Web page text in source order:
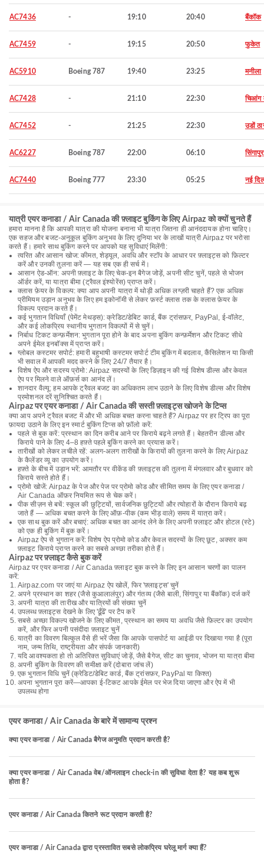
AC7436 - 19:10 20:40 बैंकॉक
AC7459 - 19:15 20:50 फुकेत
AC5910 Boeing 787 19:40 23:25 मनीला
AC7428 - 21:10 22:30 चिआंग
AC7452 - 21:25 22:30 उडों
AC6227 Boeing 787 22:00 06:10 सिंगापुर
AC7440 Boeing 777 23:30 05:25 नई
यात्री एयर कनाडा / Air Canada की फ़्लाइट बुकिंग के लिए Airpaz को क्यों चुनते हैं
हमारा मानना है कि आपकी यात्रा की योजना बनाना भी यात्रा जितना ही आनंददायक होना चाहिए।
एक सहज और बजट-अनुकूल बुकिंग अनुभव के लिए दुनिया भर के लाखों यात्री Airpaz पर भरोसा
करते हैं। हमारे साथ बुकिंग करने पर आपको यह सुविधाएं मिलेंगी:
त्वरित और आसान खोज: कीमत, शेड्यूल, अवधि और स्टॉप के आधार पर फ़्लाइट्स को फ़िल्टर
करें और उनकी तुलना करें — यह सब एक ही सर्च में।
आसान ऐड-ऑन: अपनी फ़्लाइट के लिए चेक-इन बैगेज जोड़ें, अपनी सीट चुनें, पहले से भोजन
ऑर्डर करें, या यात्रा बीमा (ट्रैवल इंश्योरेंस) प्राप्त करें।
क्लास फ़ेयर के विकल्प: क्या आप अपनी यात्रा में थोड़ी अधिक लग्ज़री चाहते हैं? एक अधिक
प्रीमियम उड़ान अनुभव के लिए हम इकोनॉमी से लेकर फ़र्स्ट क्लास तक के क्लास फ़ेयर के
विकल्प प्रदान करते हैं।
कई भुगतान विधियाँ (पेमेंट मेथड्स): क्रेडिट/डेबिट कार्ड, बैंक ट्रांसफ़र, PayPal, ई-वॉलेट,
और कई लोकप्रिय स्थानीय भुगतान विकल्पों में से चुनें।
निर्बाध टिकट कन्फ़र्मेशन: भुगतान पूरा होने के बाद अपना बुकिंग कन्फ़र्मेशन और टिकट सीधे
अपने ईमेल इनबॉक्स में प्राप्त करें।
ग्लोबल कस्टमर सपोर्ट: हमारी बहुभाषी कस्टमर सपोर्ट टीम बुकिंग में बदलाव, कैंसिलेशन या किसी
भी सवाल में आपकी मदद करने के लिए 24/7 तैयार है।
विशेष ऐप और सदस्य प्रोमो: Airpaz सदस्यों के लिए डिज़ाइन की गई विशेष डील्स और केवल
ऐप पर मिलने वाले ऑफ़र्स का आनंद लें।
शानदार वैल्यू: हम आपके ट्रैवल बजट का अधिकतम लाभ उठाने के लिए विशेष डील्स और विशेष
प्रमोशनल दरें सुनिश्चित करते हैं।
Airpaz पर एयर कनाडा / Air Canada की सस्ती फ़्लाइट्स खोजने के टिप्स
क्या आप अपने ट्रैवल बजट में और भी अधिक बचत करना चाहते हैं? Airpaz पर हर ट्रिप का पूरा
फ़ायदा उठाने के लिए इन स्मार्ट बुकिंग टिप्स को फ़ॉलो करें:
पहले से बुक करें: प्रस्थान का दिन करीब आने पर किराये बढ़ने लगते हैं। बेहतरीन डील्स और
किराये पाने के लिए 4–8 हफ़्ते पहले बुकिंग करने का प्रयास करें।
तारीखों को लेकर लचीले रहें: अलग-अलग तारीखों के किरायों की तुलना करने के लिए Airpaz
के कैलेंडर व्यू का उपयोग करें।
हफ़्ते के बीच में उड़ान भरें: आमतौर पर वीकेंड की फ़्लाइट्स की तुलना में मंगलवार और बुधवार को
किराये सस्ते होते हैं।
प्रोमो खोजें: Airpaz के पेज और पेज पर प्रोमो कोड और सीमित समय के लिए एयर कनाडा /
Air Canada ऑफ़र नियमित रूप से चेक करें।
पीक सीज़न से बचें: स्कूल की छुट्टियों, सार्वजनिक छुट्टियों और त्योहारों के दौरान किराये बढ़
जाते हैं — अधिक बचत करने के लिए ऑफ़-पीक (कम भीड़ वाले) समय में यात्रा करें।
एक साथ बुक करें और बचाएं: अधिक बचत का आनंद लेने के लिए अपनी फ़्लाइट और होटल (स्टे)
को एक ही बुकिंग में बुक करें।
Airpaz ऐप से भुगतान करें: विशेष ऐप प्रोमो कोड और केवल सदस्यों के लिए छूट, अक्सर कम
फ़्लाइट किराये प्राप्त करने का सबसे अच्छा तरीका होते हैं।
Airpaz पर फ़्लाइट कैसे बुक करें
Airpaz पर एयर कनाडा / Air Canada फ़्लाइट बुक करने के लिए इन आसान चरणों का पालन
करें:
Airpaz.com पर जाएं या Airpaz ऐप खोलें, फिर 'फ़्लाइट्स' चुनें
अपने प्रस्थान का शहर (जैसे कुआलालंपुर) और गंतव्य (जैसे बाली, सिंगापुर या बैंकॉक) दर्ज करें
अपनी यात्रा की तारीख और यात्रियों की संख्या चुनें
उपलब्ध फ़्लाइट्स देखने के लिए 'ढूँढें' पर टैप करें
सबसे अच्छा विकल्प खोजने के लिए कीमत, प्रस्थान का समय या अवधि जैसे फ़िल्टर का उपयोग
करें, और फिर अपनी पसंदीदा फ़्लाइट चुनें
यात्री का विवरण बिल्कुल वैसे ही भरें जैसा कि आपके पासपोर्ट या आईडी पर दिखाया गया है (पूरा
नाम, जन्म तिथि, राष्ट्रीयता और संपर्क जानकारी)
यदि आवश्यकता हो तो अतिरिक्त सुविधाएं जोड़ें, जैसे बैगेज, सीट का चुनाव, भोजन या यात्रा बीमा
अपनी बुकिंग के विवरण की समीक्षा करें (दोबारा जांच लें)
एक भुगतान विधि चुनें (क्रेडिट/डेबिट कार्ड, बैंक ट्रांसफ़र, PayPal या किश्त)
अपना भुगतान पूरा करें—आपका ई-टिकट आपके ईमेल पर भेज दिया जाएगा और ऐप में भी
उपलब्ध होगा
एयर कनाडा / Air Canada के बारे में सामान्य प्रश्न
क्या एयर कनाडा / Air Canada बैगेज अनुमति प्रदान करती है?
क्या एयर कनाडा / Air Canada वेब/ऑनलाइन check-in की सुविधा देता है? यह कब शुरू
होता है?
एयर कनाडा / Air Canada कितने रूट प्रदान करती है?
एयर कनाडा / Air Canada द्वारा प्रस्तावित सबसे लोकप्रिय घरेलू मार्ग क्या हैं?